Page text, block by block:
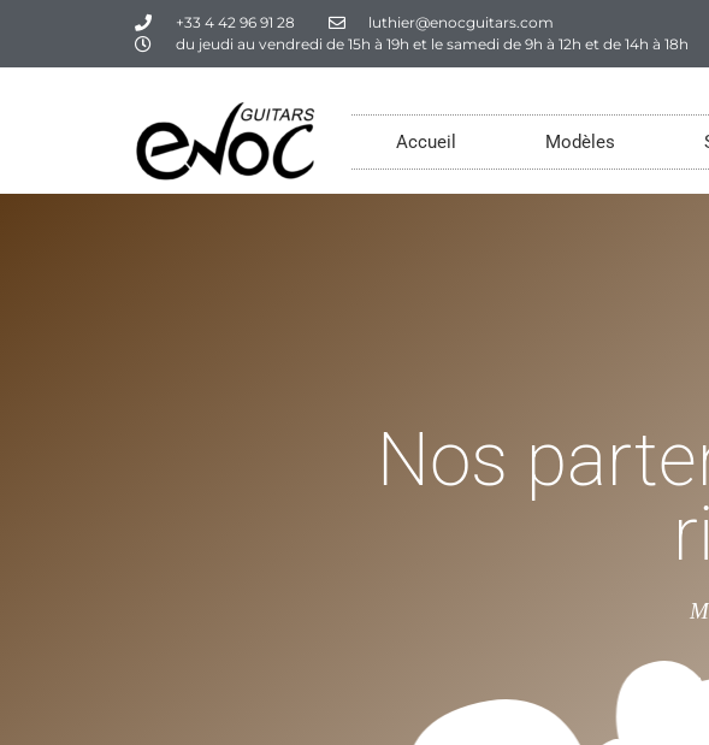
+33 4 42 96 91 28
luthier@enocguitars.com
du jeudi au vendredi de 15h à 19h et le samedi de 9h à 12h et de 14h à 18h
Accueil Modèles
Nos